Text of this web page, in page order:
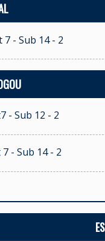
7 - Sub 14 - 2
- Sub 12 - 2
- Sub 14 - 2